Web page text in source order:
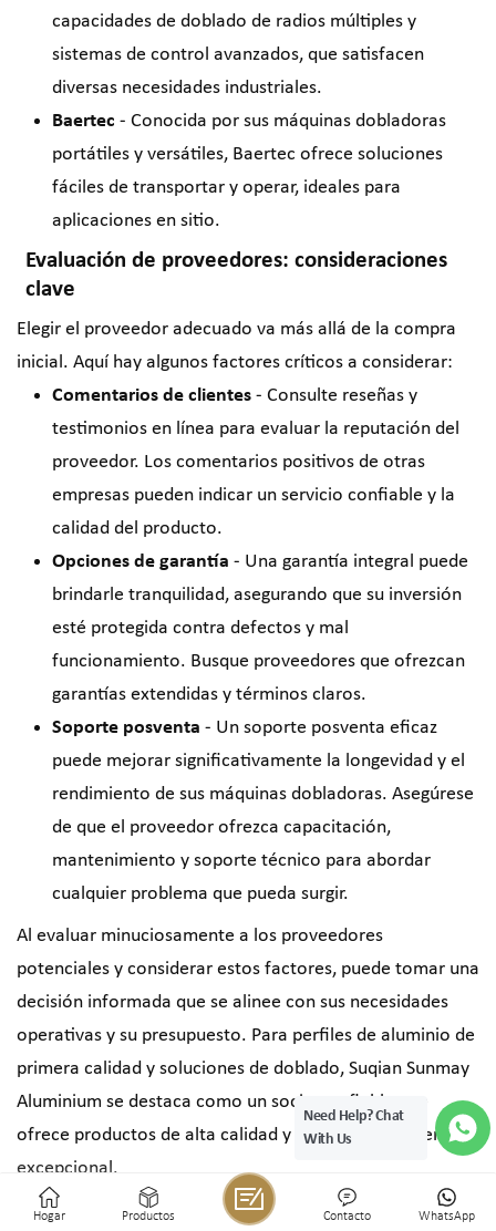
capacidades de doblado de radios múltiples y
sistemas de control avanzados, que satisfacen
diversas necesidades industriales.
Baertec - Conocida por sus máquinas dobladoras
portátiles y versátiles, Baertec ofrece soluciones
fáciles de transportar y operar, ideales para
aplicaciones en sitio.
Evaluación de proveedores: consideraciones
clave
Elegir el proveedor adecuado va más allá de la compra
inicial. Aquí hay algunos factores críticos a considerar:
Comentarios de clientes - Consulte reseñas y
testimonios en línea para evaluar la reputación del
proveedor. Los comentarios positivos de otras
empresas pueden indicar un servicio confiable y la
calidad del producto.
Opciones de garantía - Una garantía integral puede
brindarle tranquilidad, asegurando que su inversión
esté protegida contra defectos y mal
funcionamiento. Busque proveedores que ofrezcan
garantías extendidas y términos claros.
Soporte posventa - Un soporte posventa eficaz
puede mejorar significativamente la longevidad y el
rendimiento de sus máquinas dobladoras. Asegúrese
de que el proveedor ofrezca capacitación,
mantenimiento y soporte técnico para abordar
cualquier problema que pueda surgir.
Al evaluar minuciosamente a los proveedores
potenciales y considerar estos factores, puede tomar una
decisión informada que se alinee con sus necesidades
operativas y su presupuesto. Para perfiles de aluminio de
primera calidad y soluciones de doblado, Suqian Sunmay
Aluminium se destaca como un socio confiable que
ofrece productos de alta calidad y un servicio al cliente
excepcional.
Hogar Productos WhatsApp
Contacto
Need Help? Chat
With Us